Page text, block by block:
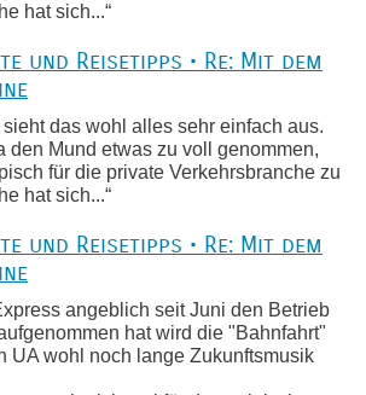
hat sich...“
und Reisetipps • Re: Mit dem
sieht das wohl alles sehr einfach aus.
den Mund etwas zu voll genommen,
für die private Verkehrsbranche zu
hat sich...“
und Reisetipps • Re: Mit dem
angeblich seit Juni den Betrieb
hat wird die "Bahnfahrt"
UA wohl noch lange Zukunftsmusik